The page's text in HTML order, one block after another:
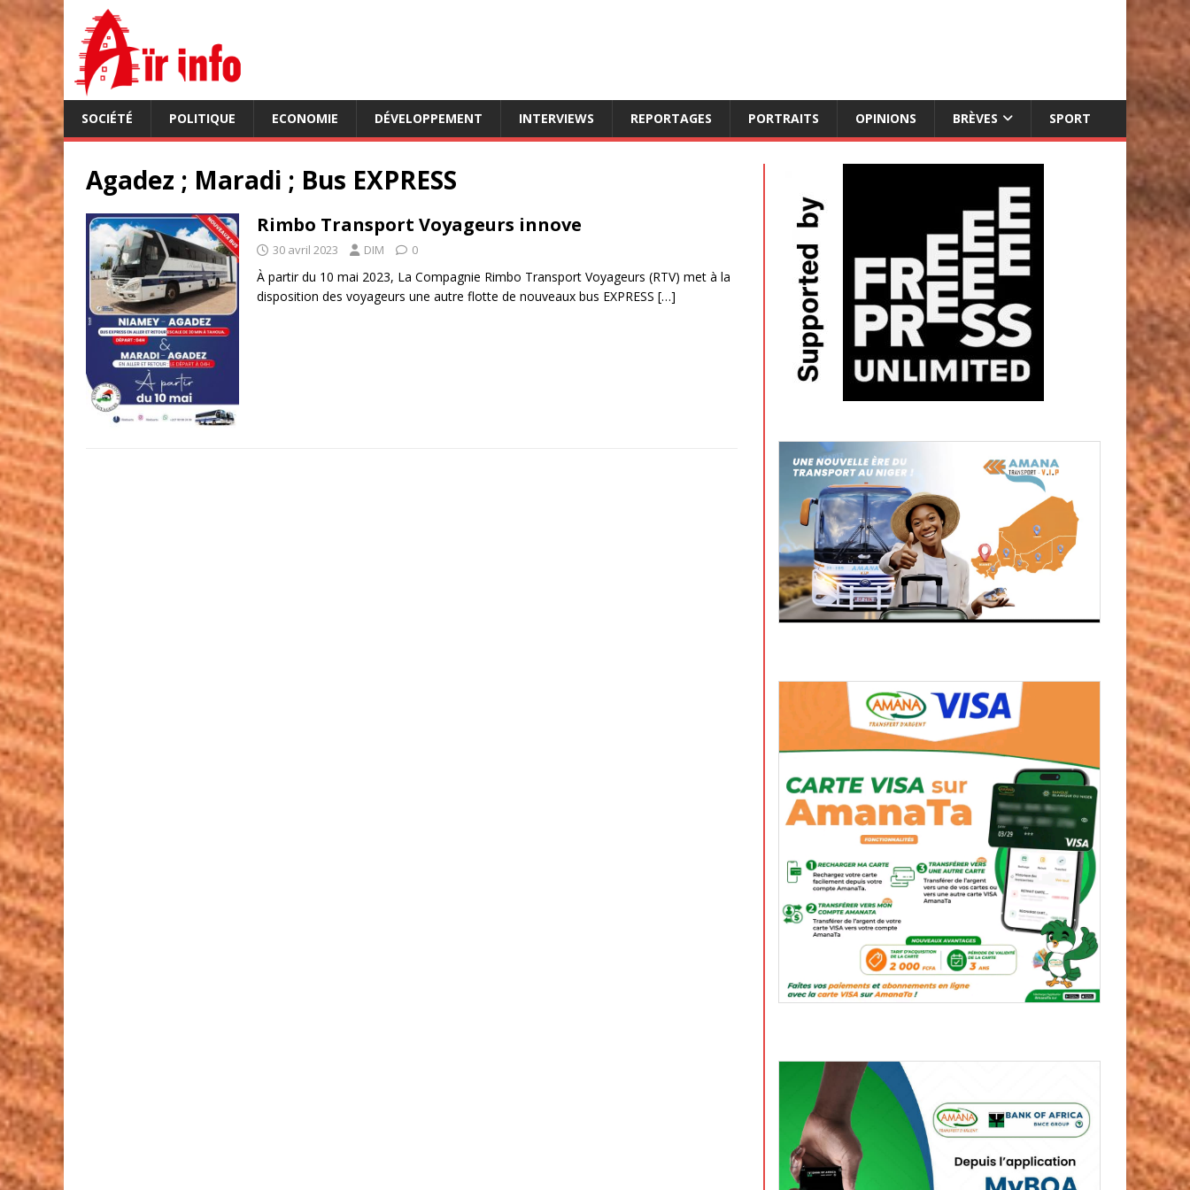
SOCIÉTÉ POLITIQUE ECONOMIE DÉVELOPPEMENT INTERVIEWS REPORTAGES PORTRAITS OPINIONS BRÈVES SPORT
Agadez ; Maradi ; Bus EXPRESS
Rimbo Transport Voyageurs innove
30 avril 2023 DIM 0
À partir du 10 mai 2023, La Compagnie Rimbo Transport Voyageurs (RTV) met à la
disposition des voyageurs une autre flotte de nouveaux bus EXPRESS […]